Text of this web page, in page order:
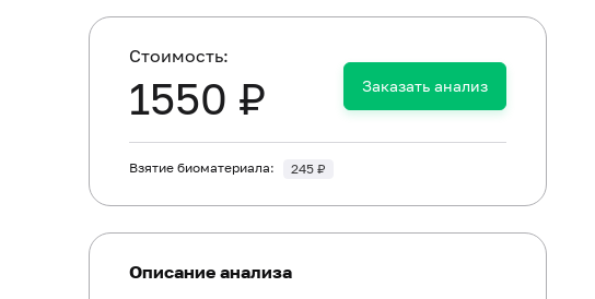
Cтоимость:
1550 ₽ Заказать анализ
Взятие биоматериала: 245 ₽
Описание анализа